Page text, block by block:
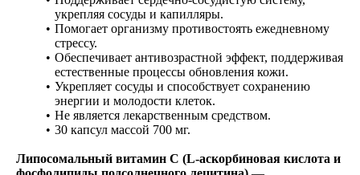
укрепляя сосуды и капилляры.
Помогает организму противостоять ежедневному
стрессу.
Обеспечивает антивозрастной эффект, поддерживая
естественные процессы обновления кожи.
Укрепляет сосуды и способствует сохранению
энергии и молодости клеток.
Не является лекарственным средством.
30 капсул массой 700 мг.
Липосомальный витамин C (L-аскорбиновая кислота и